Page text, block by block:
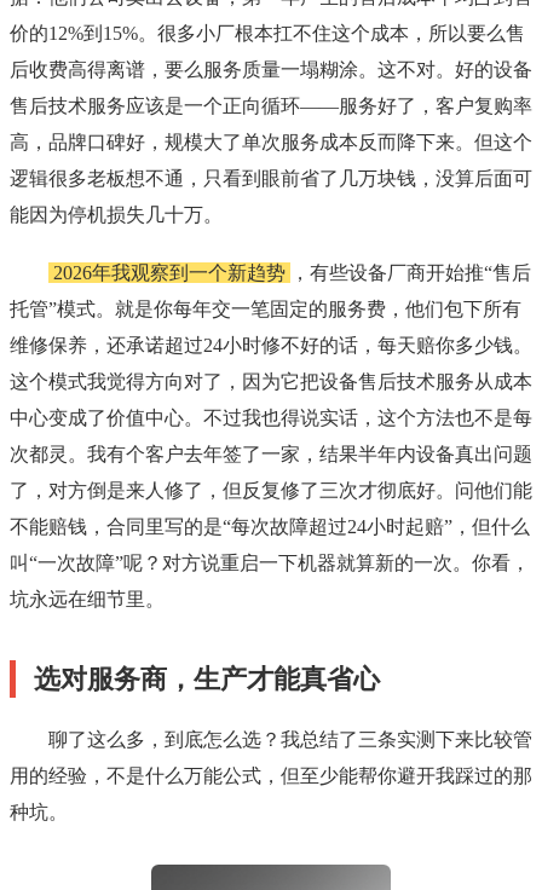
价的12%到15%。很多小厂根本扛不住这个成本，所以要么售
后收费高得离谱，要么服务质量一塌糊涂。这不对。好的设备
售后技术服务应该是一个正向循环——服务好了，客户复购率
高，品牌口碑好，规模大了单次服务成本反而降下来。但这个
逻辑很多老板想不通，只看到眼前省了几万块钱，没算后面可
能因为停机损失几十万。
2026年我观察到一个新趋势
，有些设备厂商开始推“售后
托管”模式。就是你每年交一笔固定的服务费，他们包下所有
维修保养，还承诺超过24小时修不好的话，每天赔你多少钱。
这个模式我觉得方向对了，因为它把设备售后技术服务从成本
中心变成了价值中心。不过我也得说实话，这个方法也不是每
次都灵。我有个客户去年签了一家，结果半年内设备真出问题
了，对方倒是来人修了，但反复修了三次才彻底好。问他们能
不能赔钱，合同里写的是“每次故障超过24小时起赔”，但什么
叫“一次故障”呢？对方说重启一下机器就算新的一次。你看，
坑永远在细节里。
选对服务商，生产才能真省心
聊了这么多，到底怎么选？我总结了三条实测下来比较管
用的经验，不是什么万能公式，但至少能帮你避开我踩过的那
种坑。